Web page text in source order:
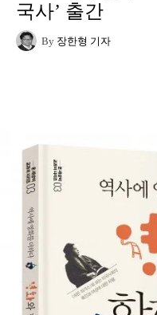
국사’ 출간
By 장한형 기자